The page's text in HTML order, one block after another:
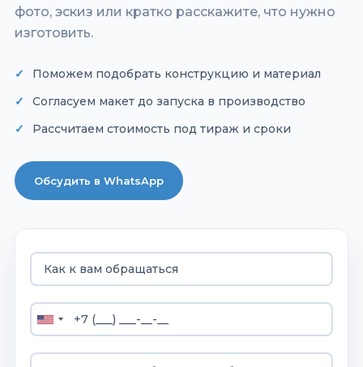
фото, эскиз или кратко расскажите, что нужно
изготовить.
Поможем подобрать конструкцию и материал
Согласуем макет до запуска в производство
Рассчитаем стоимость под тираж и сроки
Обсудить в WhatsApp